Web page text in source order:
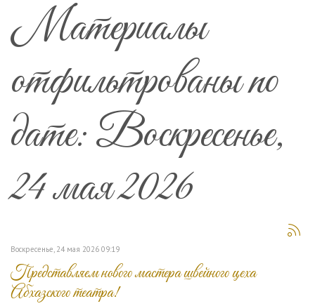
Материалы
отфильтрованы по
дате: Воскресенье,
24 мая 2026
Воскресенье, 24 мая 2026 09:19
Представляем нового мастера швейного цеха
Абхазского театра!